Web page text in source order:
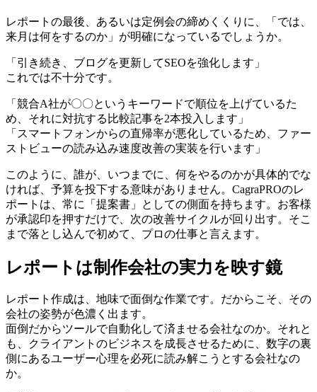
レポートの最後、あるいは定例会の締めくくりに、「では、
来月は何をするのか」が明確になっているでしょうか。
「引き続き、ブログを更新してSEOを強化します」
これでは不十分です。
「競合A社が〇〇というキーワードで順位を上げているた
め、それに対抗する比較記事を2本投入します」
「スマートフォンからの直帰率が悪化しているため、ファー
ストビューの読み込み速度改善の実装を行います」
このように、誰が、いつまでに、何をやるのかが具体的でな
ければ、予算を投下する意味がありません。CagraPROのレ
ポートは、常に「提案書」としての側面を持ちます。お客様
が承認印を押すだけで、次の改善サイクルが回り出す。そこ
まで落とし込んで初めて、プロの仕事と言えます。
レポートは制作会社の実力を映す鏡
レポート作成は、地味で面倒な作業です。だからこそ、その
会社の姿勢が色濃く出ます。
面倒だからツールで自動化して済ませる会社なのか。それと
も、クライアントのビジネスを成長させるために、数字の裏
側にあるユーザー心理を必死に読み解こうとする会社なの
か。